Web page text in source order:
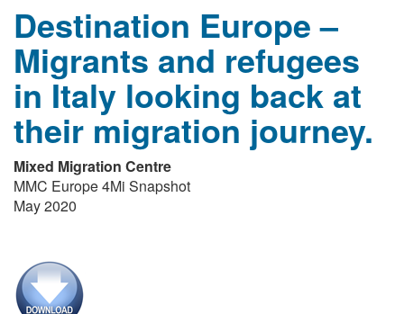
Destination Europe –
Migrants and refugees
in Italy looking back at
their migration journey.
Mixed Migration Centre
MMC Europe 4Mi Snapshot
May 2020